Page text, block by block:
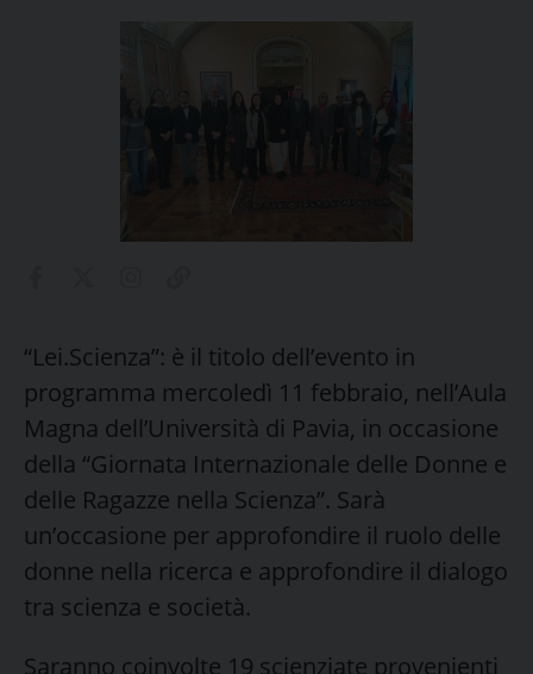
“Lei.Scienza”: è il titolo dell’evento in
programma mercoledì 11 febbraio, nell’Aula
Magna dell’Università di Pavia, in occasione
della “Giornata Internazionale delle Donne e
delle Ragazze nella Scienza”. Sarà
un’occasione per approfondire il ruolo delle
donne nella ricerca e approfondire il dialogo
tra scienza e società.
Saranno coinvolte 19 scienziate provenienti